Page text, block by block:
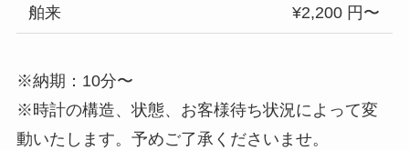
舶来 ¥2,200 円〜
※納期：10分〜
※時計の構造、状態、お客様待ち状況によって変
動いたします。予めご了承くださいませ。